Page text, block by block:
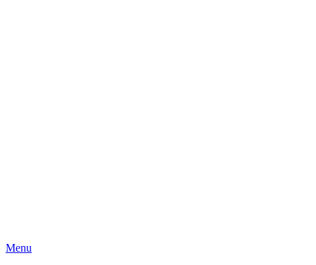
Menu